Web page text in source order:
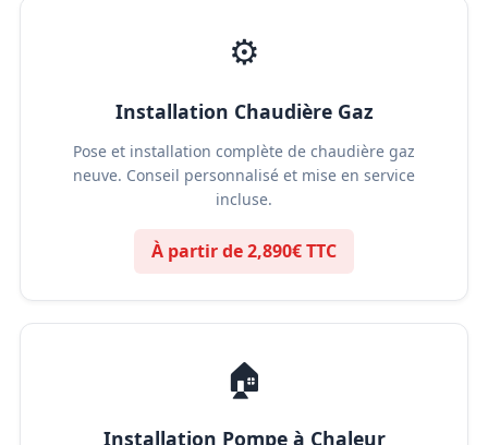
⚙️
Installation Chaudière Gaz
Pose et installation complète de chaudière gaz
neuve. Conseil personnalisé et mise en service
incluse.
À partir de 2,890€ TTC
🏠
Installation Pompe à Chaleur